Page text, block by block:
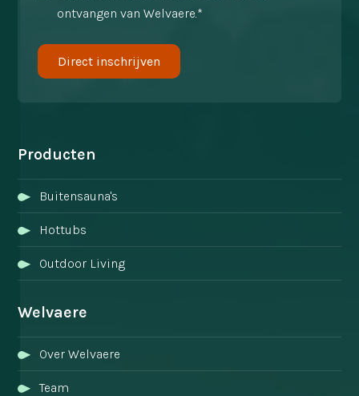
ontvangen van Welvaere.*
Producten
Buitensauna's
Hottubs
Outdoor Living
Welvaere
Over Welvaere
Team